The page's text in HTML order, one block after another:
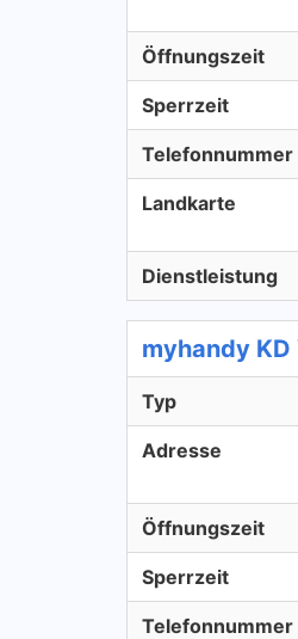
Öffnungszeit
Sperrzeit
Telefonnummer
Landkarte
Dienstleistung
myhandy KD
Typ
Adresse
Öffnungszeit
Sperrzeit
Telefonnummer